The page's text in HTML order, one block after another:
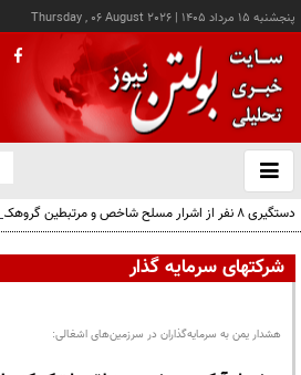
پنجشنبه ۱۵ مرداد ۱۴۰۵ |
Thursday , 06 August 2026
باز
و
دستگیری ۸ نفر از اشرار مسلح شاخص و مرتبطین گروهک‌های تروریستی
شرکتهای سرمایه گذار
هشدار یمن به سرمایه‌گذاران در سرزمین‌های اشغالی: